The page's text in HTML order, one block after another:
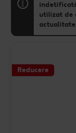
utilizat de
Reducere